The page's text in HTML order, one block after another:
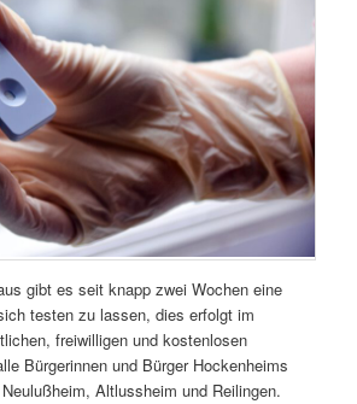
gibt es seit knapp zwei Wochen eine
testen zu lassen, dies erfolgt im
freiwilligen und kostenlosen
Bürgerinnen und Bürger Hockenheims
Altlussheim und Reilingen.